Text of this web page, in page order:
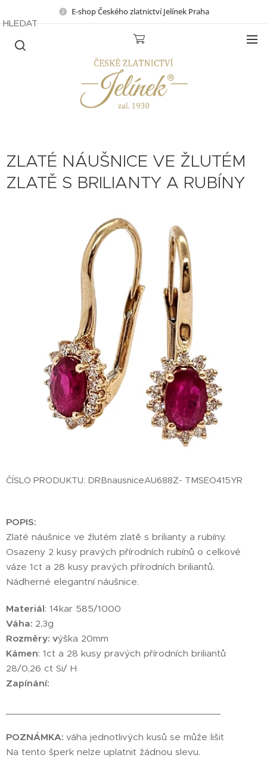
E-shop Českého zlatnictví Jelínek Praha
HLEDAT
ZLATÉ NÁUŠNICE VE ŽLUTÉM
ZLATĚ S BRILIANTY A RUBÍNY
ČÍSLO PRODUKTU: DRBnausniceAU688Z- TMSEO415YR
POPIS:
Zlaté náušnice ve žlutém zlatě s brilianty a rubíny.
Osazeny 2 kusy pravých přírodních rubínů o celkové
váze 1ct a 28 kusy pravých přírodních briliantů.
Nádherné elegantní náušnice.
Materiál: 14kar 585/1000
Váha: 2,3g
Rozměry: výška 20mm
Kámen: 1ct a 28 kusy pravých přírodních briliantů
28/0,26 ct Si/ H
Zapínání:
POZNÁMKA: váha jednotlivých kusů se může lišit
Na tento šperk nelze uplatnit žádnou slevu.